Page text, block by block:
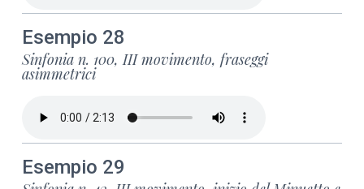
Esempio 28
Sinfonia n. 100, III movimento, fraseggi
asimmetrici
Esempio 29